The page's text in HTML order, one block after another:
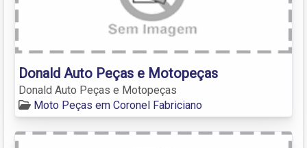
Donald Auto Peças e Motopeças
Donald Auto Peças e Motopeças
Moto Peças em Coronel Fabriciano